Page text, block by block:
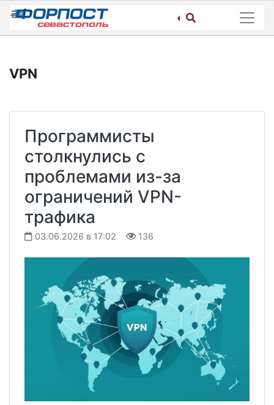
Skip
content
VPN
Программисты
столкнулись с
проблемами из-за
ограничений VPN-
трафика
03.06.2026 в 17:02 136